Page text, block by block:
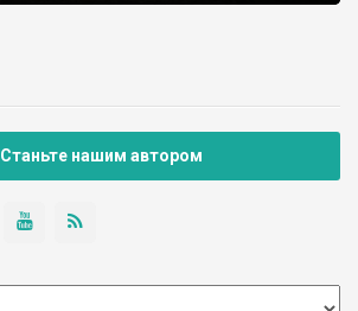
Станьте нашим автором